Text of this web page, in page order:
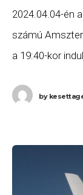
2024.04.04-én
számú
a 19:40-kor
by